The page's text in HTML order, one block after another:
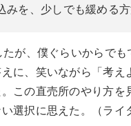
を、少しでも緩める方
が、僕ぐらいからで
に、笑いながら「考え
この直売所のやり方を
選択に思えた。（ライ